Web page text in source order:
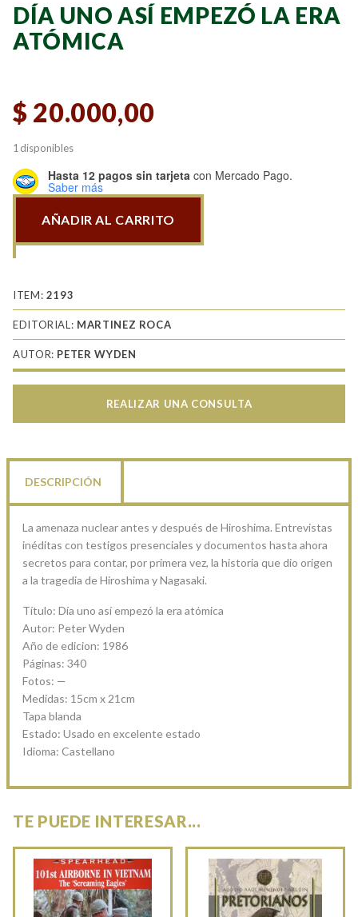
DÍA UNO ASÍ EMPEZÓ LA ERA
ATÓMICA
$ 20.000,00
1 disponibles
Hasta 12 pagos sin tarjeta con Mercado Pago.
Saber más
uno
empezó
la
atómica
cantidad
AÑADIR AL CARRITO
ITEM: 2193
EDITORIAL: MARTINEZ ROCA
AUTOR: PETER WYDEN
REALIZAR UNA CONSULTA
DESCRIPCIÓN
La amenaza nuclear antes y después de Hiroshima. Entrevistas
inéditas con testigos presenciales y documentos hasta ahora
secretos para contar, por primera vez, la historia que dio origen
a la tragedia de Hiroshima y Nagasaki.
Título: Día uno así empezó la era atómica
Autor: Peter Wyden
Año de edicion: 1986
Páginas: 340
Fotos: —
Medidas: 15cm x 21cm
Tapa blanda
Estado: Usado en excelente estado
Idioma: Castellano
TE PUEDE INTERESAR...